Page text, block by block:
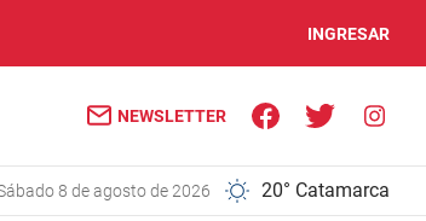
INGRESAR
NEWSLETTER
sábado 8 de agosto de 2026 20° Catamarca